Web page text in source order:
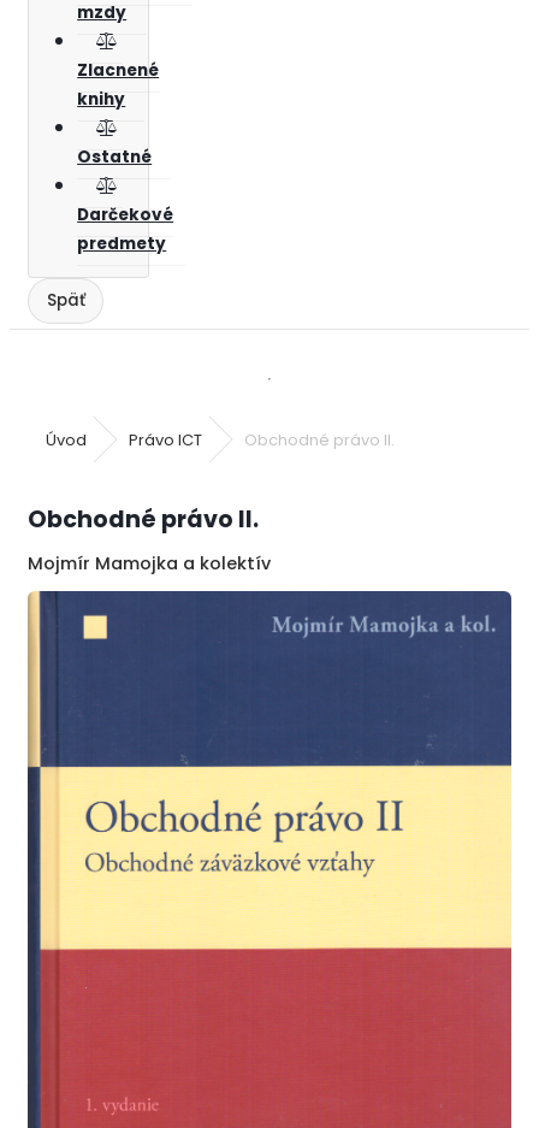
mzdy
Zlacnené
knihy
Ostatné
Darčekové
predmety
Úvod Právo ICT Obchodné právo II.
Obchodné právo II.
Mojmír Mamojka a kolektív